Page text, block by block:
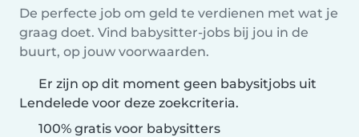
De perfecte job om geld te verdienen met wat je
graag doet. Vind babysitter-jobs bij jou in de
buurt, op jouw voorwaarden.
Er zijn op dit moment geen babysitjobs uit
Lendelede voor deze zoekcriteria.
100% gratis voor babysitters